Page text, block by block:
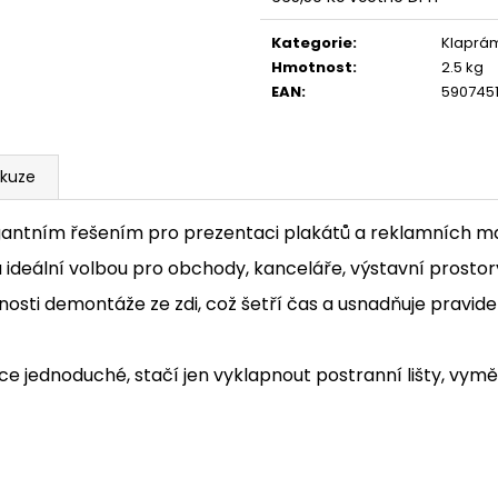
Měrná
cena:
Kategorie:
Hmotnost:
2.5 kg
EAN:
řešením pro prezentaci plakátů a reklamních
volbou pro obchody, kanceláře, výstavní
demontáže ze zdi, což šetří čas a usnadňuje
jednoduché, stačí jen vyklapnout postranní lišty,